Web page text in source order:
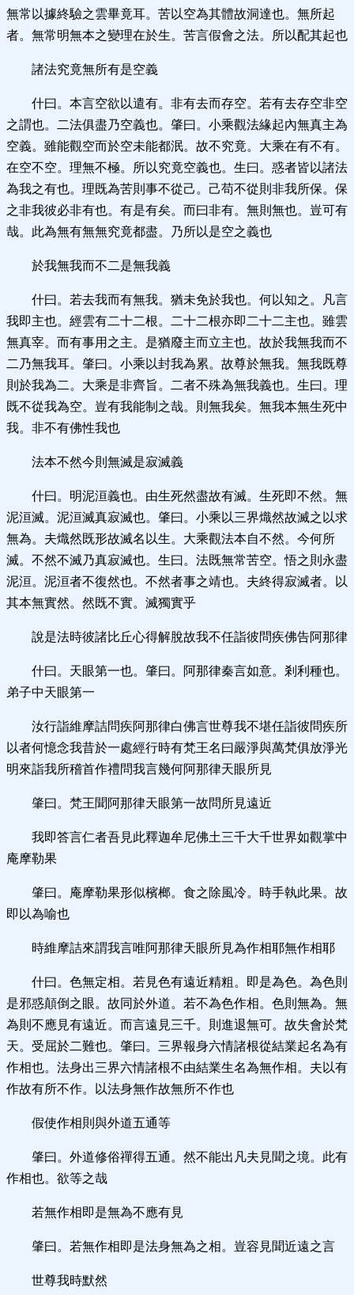
無常以據終驗之雲畢竟耳。苦以空為其體故洞達也。無所起
者。無常明無本之變理在於生。苦言假會之法。所以配其起也
諸法究竟無所有是空義
什曰。本言空欲以遣有。非有去而存空。若有去存空非空
之謂也。二法俱盡乃空義也。肇曰。小乘觀法緣起內無真主為
空義。雖能觀空而於空未能都泯。故不究竟。大乘在有不有。
在空不空。理無不極。所以究竟空義也。生曰。惑者皆以諸法
為我之有也。理既為苦則事不從己。己苟不從則非我所保。保
之非我彼必非有也。有是有矣。而曰非有。無則無也。豈可有
哉。此為無有無無究竟都盡。乃所以是空之義也
於我無我而不二是無我義
什曰。若去我而有無我。猶未免於我也。何以知之。凡言
我即主也。經雲有二十二根。二十二根亦即二十二主也。雖雲
無真宰。而有事用之主。是猶廢主而立主也。故於我無我而不
二乃無我耳。肇曰。小乘以封我為累。故尊於無我。無我既尊
則於我為二。大乘是非齊旨。二者不殊為無我義也。生曰。理
既不從我為空。豈有我能制之哉。則無我矣。無我本無生死中
我。非不有佛性我也
法本不然今則無滅是寂滅義
什曰。明泥洹義也。由生死然盡故有滅。生死即不然。無
泥洹滅。泥洹滅真寂滅也。肇曰。小乘以三界熾然故滅之以求
無為。夫熾然既形故滅名以生。大乘觀法本自不然。今何所
滅。不然不滅乃真寂滅也。生曰。法既無常苦空。悟之則永盡
泥洹。泥洹者不復然也。不然者事之靖也。夫終得寂滅者。以
其本無實然。然既不實。滅獨實乎
說是法時彼諸比丘心得解脫故我不任詣彼問疾佛告阿那律
什曰。天眼第一也。肇曰。阿那律秦言如意。剎利種也。
弟子中天眼第一
汝行詣維摩詰問疾阿那律白佛言世尊我不堪任詣彼問疾所
以者何憶念我昔於一處經行時有梵王名曰嚴淨與萬梵俱放淨光
明來詣我所稽首作禮問我言幾何阿那律天眼所見
肇曰。梵王聞阿那律天眼第一故問所見遠近
我即答言仁者吾見此釋迦牟尼佛土三千大千世界如觀掌中
庵摩勒果
肇曰。庵摩勒果形似檳榔。食之除風冷。時手執此果。故
即以為喻也
時維摩詰來謂我言唯阿那律天眼所見為作相耶無作相耶
什曰。色無定相。若見色有遠近精粗。即是為色。為色則
是邪惑顛倒之眼。故同於外道。若不為色作相。色則無為。無
為則不應見有遠近。而言遠見三千。則進退無可。故失會於梵
天。受屈於二難也。肇曰。三界報身六情諸根從結業起名為有
作相也。法身出三界六情諸根不由結業生名為無作相。夫以有
作故有所不作。以法身無作故無所不作也
假使作相則與外道五通等
肇曰。外道修俗禪得五通。然不能出凡夫見聞之境。此有
作相也。欲等之哉
若無作相即是無為不應有見
肇曰。若無作相即是法身無為之相。豈容見聞近遠之言
世尊我時默然